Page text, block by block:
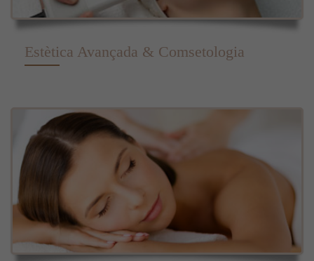
Estètica Avançada & Comsetologia